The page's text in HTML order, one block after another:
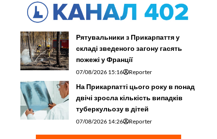
Рятувальники з Прикарпаття у
складі зведеного загону гасять
пожежі у Франції
07/08/2026 15:16 Reporter
На Прикарпатті цього року в понад
двічі зросла кількість випадків
туберкульозу в дітей
07/08/2026 14:26 Reporter